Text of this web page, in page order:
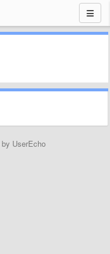
by UserEcho